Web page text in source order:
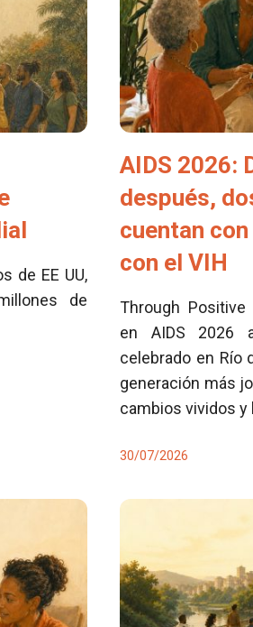
de EE UU,
de
AIDS 2026:
después,
cuentan
con el VIH
Through Positive
en AIDS 2026
celebrado en Río
generación más
cambios vividos
30/07/2026